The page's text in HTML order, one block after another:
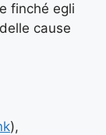
finché egli
cause
),